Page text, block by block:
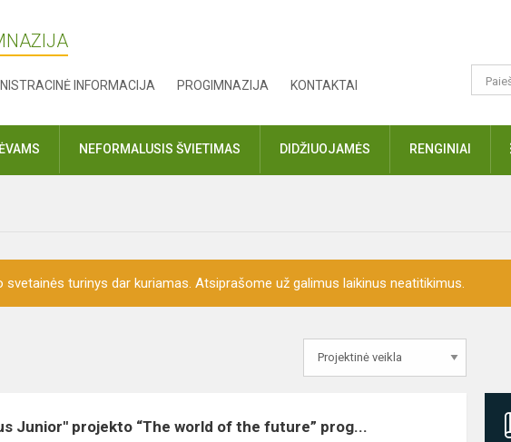
INFORMACIJA PROGIMNAZIJA KONTAKTAI
NEFORMALUSIS ŠVIETIMAS DIDŽIUOJAMĖS RENGINIAI
svetainės turinys dar kuriamas. Atsiprašome už galimus laikinus neatitikimus.
Junior'' projekto “The world of the future” prog...